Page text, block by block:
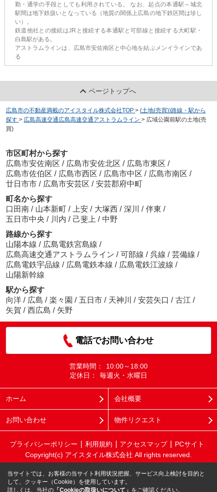
勤・通学の手段としても利用されている。 なお、起点の本通駅～城北
駅間は地下鉄扱いとなっている（地質の関係上広島の地下鉄区間は珍し
い）。
鉄道他社との接続はJRと接続する本通駅と可部線と接続する大町駅・
白島駅がある。
アストラムラインは、広島市安佐南区と中心地を結ぶメンイラインであ
る
ページトップへ
広島市の不動産満載のアイスタイル株式会社TOP > (土地(売買))路線・駅から
探す > 広島高速交通広島高速交通アストラムライン > 広域公園前駅の土地(売
買)
市区町村から探す
広島市安佐南区 / 広島市安佐北区 / 広島市東区 /
広島市佐伯区 / 広島市西区 / 広島市中区 / 広島市南区 /
廿日市市 / 広島市安芸区 / 安芸郡府中町
町名から探す
口田南 / 山本新町 / 上安 / 大塚西 / 深川 / 伴東 /
五日市中央 / 川内 / 己斐上 / 中野
路線から探す
山陽本線 / 広島電鉄宮島線 /
広島高速交通アストラムライン / 可部線 / 呉線 / 芸備線 /
広島電鉄宇品線 / 広島電鉄本線 / 広島電鉄江波線 /
山陽新幹線
駅から探す
向洋 / 広島 / 楽々園 / 五日市 / 天神川 / 安芸矢口 / 古江 /
矢賀 / 西広島 / 矢野
電話でお問い合わせ
営業時間：
10:00～18:00
定休日：
毎週火・水曜日
ホーム 会社概要
お問い合わせ 物件リクエスト
プライバシーポリシー 利用規約 アクセスマップ
PCサイト
Copyright(c) アイスタイル株式会社 All rights reserved.
当サイトでは、お客様の当サイト利用状況把握、サービス向上検討を目的と
して、クッキー（Cookie）を使用しています。
詳しくは、当社の 「Cookieの取扱いについて」 をご確認ください。